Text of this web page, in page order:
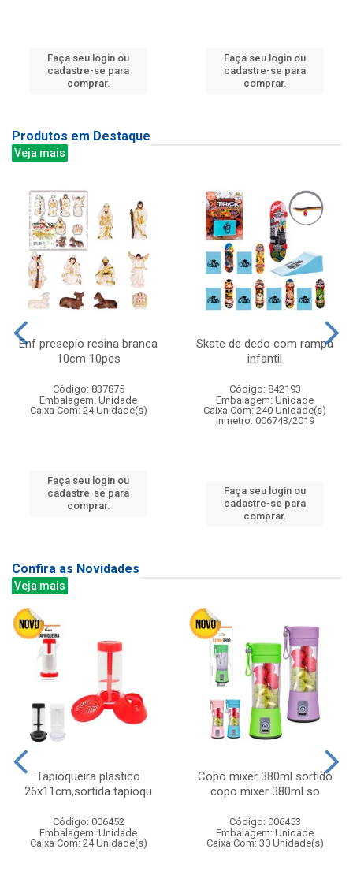
Faça seu login ou
cadastre-se para
comprar.
Faça seu login ou
cadastre-se para
comprar.
Produtos em Destaque
Veja mais
Enf presepio resina branca
10cm 10pcs
Código: 837875
Embalagem: Unidade
Caixa Com: 24 Unidade(s)
Faça seu login ou
cadastre-se para
comprar.
Skate de dedo com rampa
infantil
Código: 842193
Embalagem: Unidade
Caixa Com: 240 Unidade(s)
Inmetro: 006743/2019
Faça seu login ou
cadastre-se para
comprar.
Confira as Novidades
Veja mais
Tapioqueira plastico
26x11cm,sortida tapioqu
Código: 006452
Embalagem: Unidade
Caixa Com: 24 Unidade(s)
Copo mixer 380ml sortido
copo mixer 380ml so
Código: 006453
Embalagem: Unidade
Caixa Com: 30 Unidade(s)